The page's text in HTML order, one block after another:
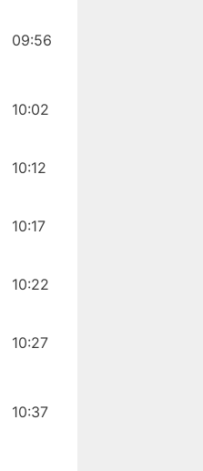
09:56
10:02
10:12
10:17
10:22
10:27
10:37